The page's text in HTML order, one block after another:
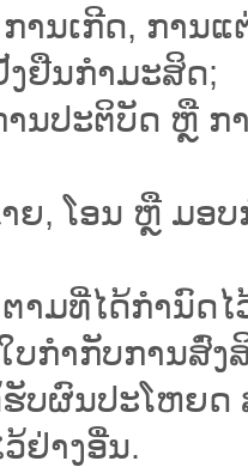
ເກີດ, ການແຕ່
ຢືນກຳມະສິດ;
ປະຕິບັດ ຫຼື ກ
ໂອນ ຫຼື ມອບ
ມທີ່ໄດ້ກຳນົດໄ
ຳກັບການສົ່ງສິ
ບຜົນປະໂຫຍດ
ຢ່າງອື່ນ.